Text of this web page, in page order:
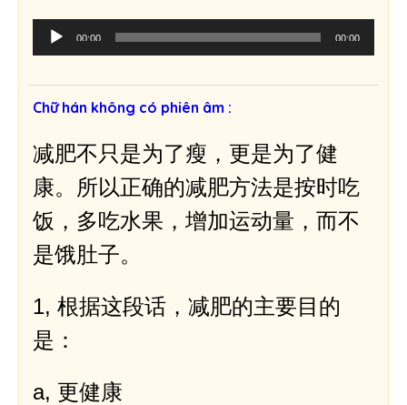
h
h
á
t
â
m
t
a
n
h
00:00 00:00
Chữ hán không có phiên âm :
减肥不只是为了瘦，更是为了健
康。所以正确的减肥方法是按时吃
饭，多吃水果，增加运动量，而不
是饿肚子。
1, 根据这段话，减肥的主要目的
是：
a, 更健康